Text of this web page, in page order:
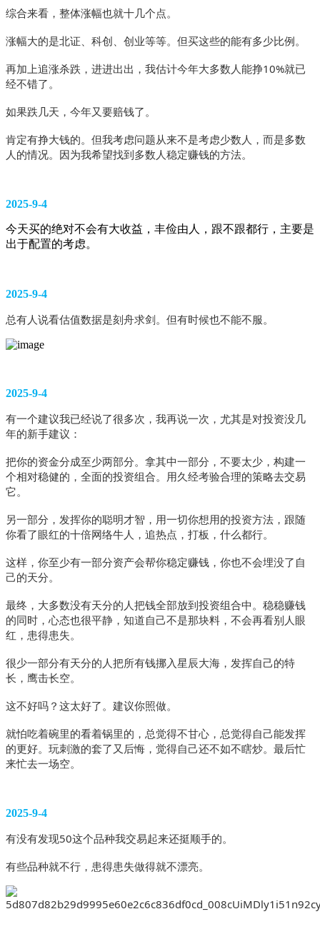
综合来看，整体涨幅也就十几个点。
涨幅大的是北证、科创、创业等等。但买这些的能有多少比例。
再加上追涨杀跌，进进出出，我估计今年大多数人能挣10%就已
经不错了。
如果跌几天，今年又要赔钱了。
肯定有挣大钱的。但我考虑问题从来不是考虑少数人，而是多数
人的情况。因为我希望找到多数人稳定赚钱的方法。
2025-9-4
今天买的绝对不会有大收益，丰俭由人，跟不跟都行，主要是
出于配置的考虑。
2025-9-4
总有人说看估值数据是刻舟求剑。但有时候也不能不服。
2025-9-4
有一个建议我已经说了很多次，我再说一次，尤其是对投资没几
年的新手建议：
把你的资金分成至少两部分。拿其中一部分，不要太少，构建一
个相对稳健的，全面的投资组合。用久经考验合理的策略去交易
它。
另一部分，发挥你的聪明才智，用一切你想用的投资方法，跟随
你看了眼红的十倍网络牛人，追热点，打板，什么都行。
这样，你至少有一部分资产会帮你稳定赚钱，你也不会埋没了自
己的天分。
最终，大多数没有天分的人把钱全部放到投资组合中。稳稳赚钱
的同时，心态也很平静，知道自己不是那块料，不会再看别人眼
红，患得患失。
很少一部分有天分的人把所有钱挪入星辰大海，发挥自己的特
长，鹰击长空。
这不好吗？这太好了。建议你照做。
就怕吃着碗里的看着锅里的，总觉得不甘心，总觉得自己能发挥
的更好。玩刺激的套了又后悔，觉得自己还不如不瞎炒。最后忙
来忙去一场空。
2025-9-4
有没有发现50这个品种我交易起来还挺顺手的。
有些品种就不行，患得患失做得就不漂亮。